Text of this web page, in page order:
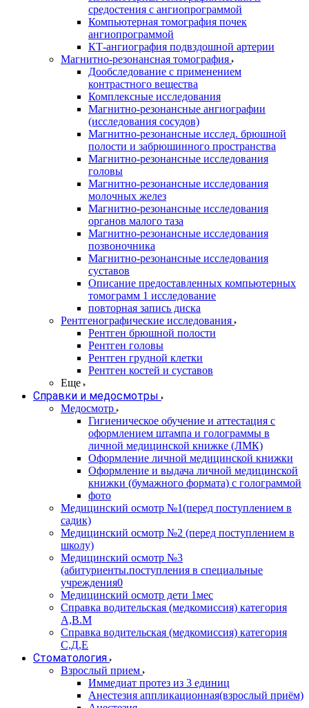
средостения с ангиопрограммой
Компьютерная томография почек
ангиопрограммой
КТ-ангиография подвздошной артерии
Магнитно-резонансная томография
Дообследование с применением
контрастного вещества
Комплексные исследования
Магнитно-резонансные ангиографии
(исследования сосудов)
Магнитно-резонансные исслед. брюшной
полости и забрюшинного пространства
Магнитно-резонансные исследования
головы
Магнитно-резонансные исследования
молочных желез
Магнитно-резонансные исследования
органов малого таза
Магнитно-резонансные исследования
позвоночника
Магнитно-резонансные исследования
суставов
Описание предоставленных компьютерных
томограмм 1 исследование
повторная запись диска
Рентгенографические исследования
Рентген брюшной полости
Рентген головы
Рентген грудной клетки
Рентген костей и суставов
Еще
Справки и медосмотры
Медосмотр
Гигиеническое обучение и аттестация с
оформлением штампа и голограммы в
личной медицинской книжке (ЛМК)
Оформление личной медицинской книжки
Оформление и выдача личной медицинской
книжки (бумажного формата) с голограммой
фото
Медицинский осмотр №1(перед поступлением в
садик)
Медицинский осмотр №2 (перед поступлением в
школу)
Медицинский осмотр №3
(абитуриенты.поступления в специальные
учреждения0
Медицинский осмотр дети 1мес
Справка водительская (медкомиссия) категория
А,В.М
Справка водительская (медкомиссия) категория
С,Д,Е
Стоматология
Взрослый прием
Иммедиат протез из 3 единиц
Анестезия аппликационная(взрослый приём)